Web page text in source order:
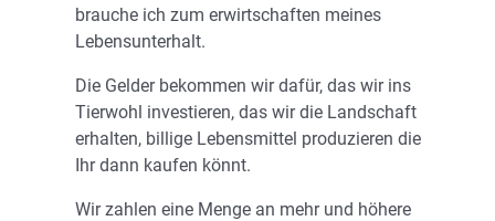
brauche ich zum erwirtschaften meines
Lebensunterhalt.
Die Gelder bekommen wir dafür, das wir ins
Tierwohl investieren, das wir die Landschaft
erhalten, billige Lebensmittel produzieren die
Ihr dann kaufen könnt.
Wir zahlen eine Menge an mehr und höhere